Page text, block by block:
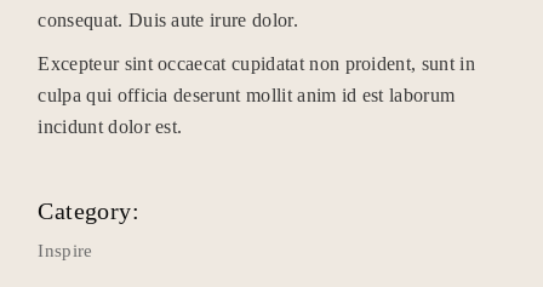
consequat. Duis aute irure dolor.
Excepteur sint occaecat cupidatat non proident, sunt in
culpa qui officia deserunt mollit anim id est laborum
incidunt dolor est.
Category:
Inspire